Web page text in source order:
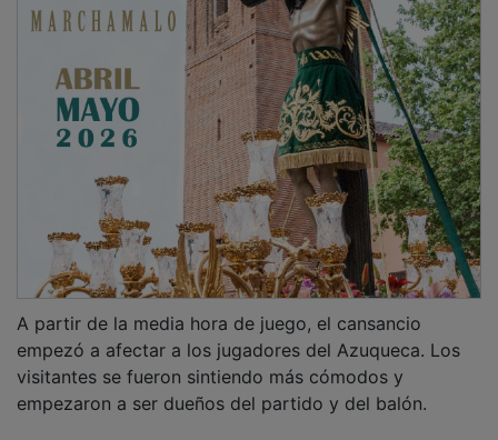
empezó a afectar a los jugadores del Azuqueca. Los
visitantes se fueron sintiendo más cómodos y
empezaron a ser dueños del partido y del balón.